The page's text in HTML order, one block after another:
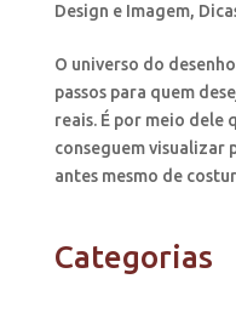
Design e Imagem,
O universo do
passos para quem
reais. É por meio dele
conseguem visualizar
antes mesmo de
Categorias